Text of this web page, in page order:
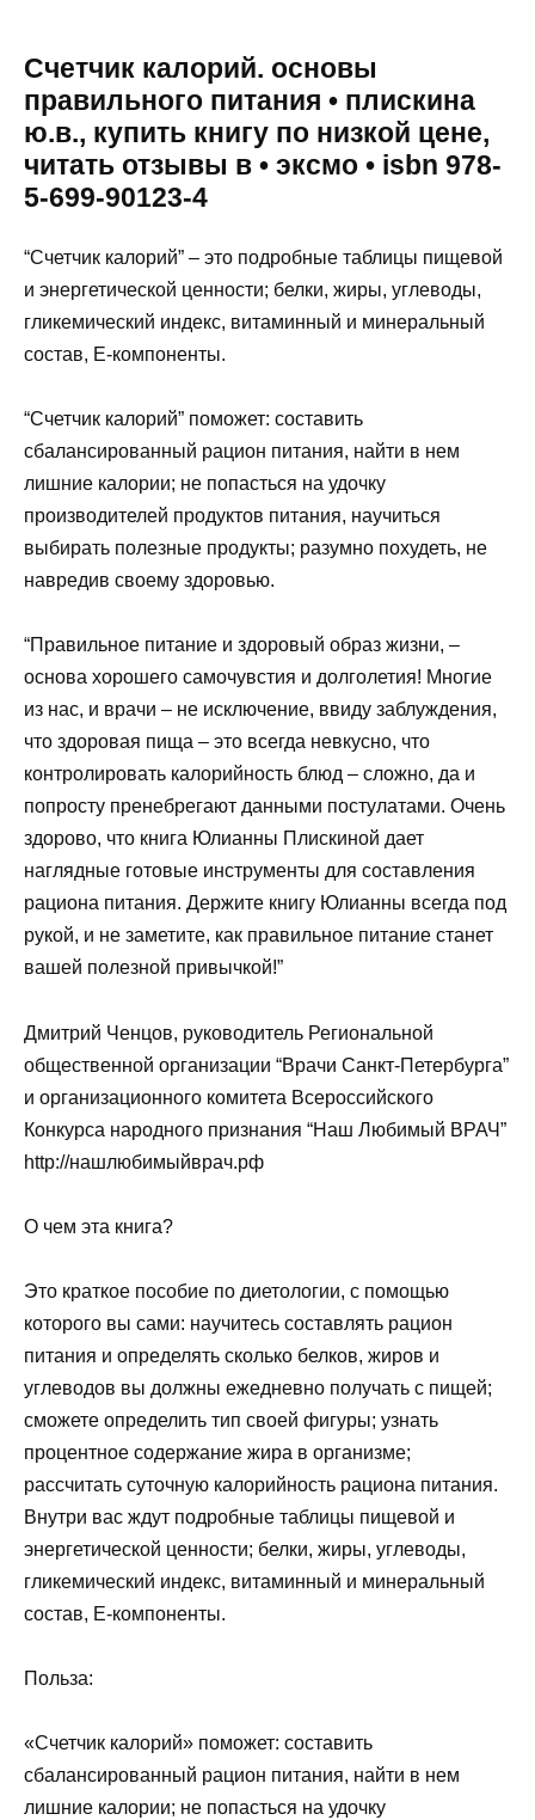
Счетчик калорий. основы
правильного питания • плискина
ю.в., купить книгу по низкой цене,
читать отзывы в • эксмо • isbn 978-
5-699-90123-4
“Счетчик калорий” – это подробные таблицы пищевой
и энергетической ценности; белки, жиры, углеводы,
гликемический индекс, витаминный и минеральный
состав, Е-компоненты.
“Счетчик калорий” поможет: составить
сбалансированный рацион питания, найти в нем
лишние калории; не попасться на удочку
производителей продуктов питания, научиться
выбирать полезные продукты; разумно похудеть, не
навредив своему здоровью.
“Правильное питание и здоровый образ жизни, –
основа хорошего самочувстия и долголетия! Многие
из нас, и врачи – не исключение, ввиду заблуждения,
что здоровая пища – это всегда невкусно, что
контролировать калорийность блюд – сложно, да и
попросту пренебрегают данными постулатами. Очень
здорово, что книга Юлианны Плискиной дает
наглядные готовые инструменты для составления
рациона питания. Держите книгу Юлианны всегда под
рукой, и не заметите, как правильное питание станет
вашей полезной привычкой!”
Дмитрий Ченцов, руководитель Региональной
общественной организации “Врачи Санкт-Петербурга”
и организационного комитета Всероссийского
Конкурса народного признания “Наш Любимый ВРАЧ”
http://нашлюбимыйврач.рф
О чем эта книга?
Это краткое пособие по диетологии, с помощью
которого вы сами: научитесь составлять рацион
питания и определять сколько белков, жиров и
углеводов вы должны ежедневно получать с пищей;
сможете определить тип своей фигуры; узнать
процентное содержание жира в организме;
рассчитать суточную калорийность рациона питания.
Внутри вас ждут подробные таблицы пищевой и
энергетической ценности; белки, жиры, углеводы,
гликемический индекс, витаминный и минеральный
состав, Е-компоненты.
Польза:
«Счетчик калорий» поможет: составить
сбалансированный рацион питания, найти в нем
лишние калории; не попасться на удочку